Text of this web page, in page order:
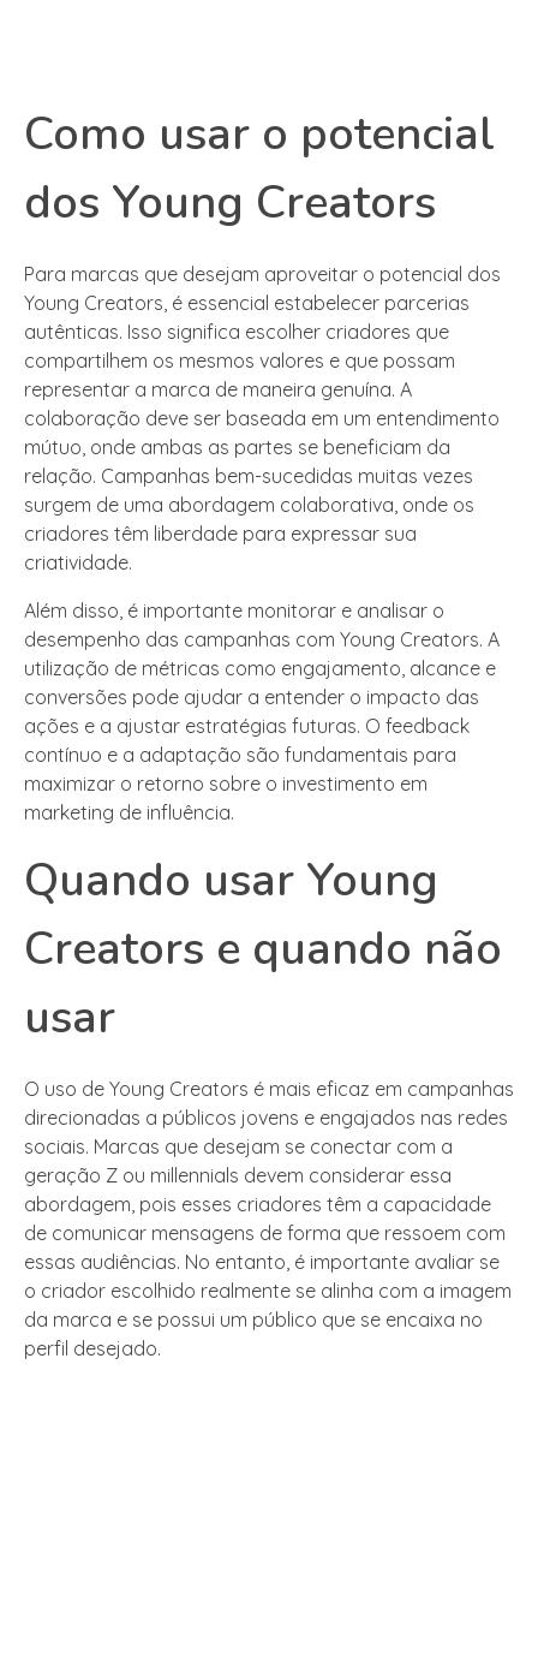
Como usar o potencial
dos Young Creators
Para marcas que desejam aproveitar o potencial dos
Young Creators, é essencial estabelecer parcerias
autênticas. Isso significa escolher criadores que
compartilhem os mesmos valores e que possam
representar a marca de maneira genuína. A
colaboração deve ser baseada em um entendimento
mútuo, onde ambas as partes se beneficiam da
relação. Campanhas bem-sucedidas muitas vezes
surgem de uma abordagem colaborativa, onde os
criadores têm liberdade para expressar sua
criatividade.
Além disso, é importante monitorar e analisar o
desempenho das campanhas com Young Creators. A
utilização de métricas como engajamento, alcance e
conversões pode ajudar a entender o impacto das
ações e a ajustar estratégias futuras. O feedback
contínuo e a adaptação são fundamentais para
maximizar o retorno sobre o investimento em
marketing de influência.
Quando usar Young
Creators e quando não
usar
O uso de Young Creators é mais eficaz em campanhas
direcionadas a públicos jovens e engajados nas redes
sociais. Marcas que desejam se conectar com a
geração Z ou millennials devem considerar essa
abordagem, pois esses criadores têm a capacidade
de comunicar mensagens de forma que ressoem com
essas audiências. No entanto, é importante avaliar se
o criador escolhido realmente se alinha com a imagem
da marca e se possui um público que se encaixa no
perfil desejado.